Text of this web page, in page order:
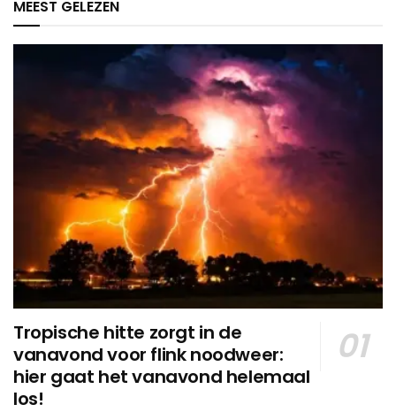
MEEST GELEZEN
Tropische hitte zorgt in de
vanavond voor flink noodweer:
hier gaat het vanavond helemaal
los!